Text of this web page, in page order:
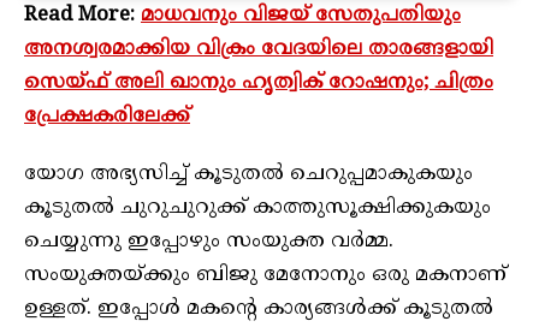
Read More: മാധവനും വിജയ് സേതുപതിയും
അനശ്വരമാക്കിയ വിക്രം വേദയിലെ താരങ്ങളായി
സെയ്ഫ് അലി ഖാനും ഹൃത്വിക് റോഷനും; ചിത്രം
പ്രേക്ഷകരിലേക്ക്
യോഗ അഭ്യസിച്ച് കൂടുതൽ ചെറുപ്പമാകുകയും
കൂടുതൽ ചുറുചുറുക്ക് കാത്തുസൂക്ഷിക്കുകയും
ചെയ്യുന്നു ഇപ്പോഴും സംയുക്ത വർമ്മ.
സംയുക്തയ്ക്കും ബിജു മേനോനും ഒരു മകനാണ്
ഉള്ളത്. ഇപ്പോൾ മകന്റെ കാര്യങ്ങൾക്ക് കൂടുതൽ